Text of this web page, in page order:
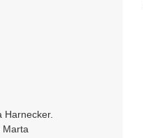
Marta